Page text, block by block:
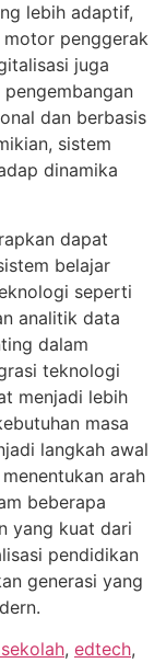
lebih adaptif,
penggerak
juga
dan berbasis
sistem
dinamika
dapat
belajar
seperti
analitik data
dalam
teknologi
menjadi lebih
masa
langkah awal
arah
beberapa
yang kuat dari
pendidikan
generasi yang
, edtech,